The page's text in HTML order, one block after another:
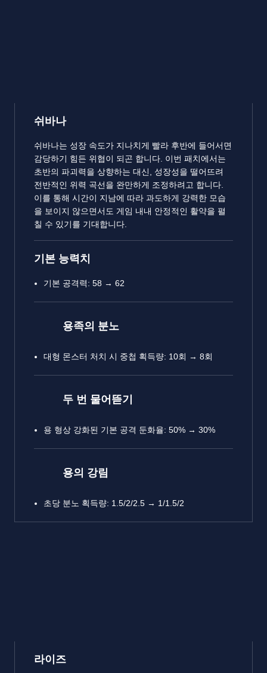
쉬바나
쉬바나는 성장 속도가 지나치게 빨라 후반에 들어서면
감당하기 힘든 위협이 되곤 합니다. 이번 패치에서는
초반의 파괴력을 상향하는 대신, 성장성을 떨어뜨려
전반적인 위력 곡선을 완만하게 조정하려고 합니다.
이를 통해 시간이 지남에 따라 과도하게 강력한 모습
을 보이지 않으면서도 게임 내내 안정적인 활약을 펼
칠 수 있기를 기대합니다.
기본 능력치
기본 공격력: 58 → 62
용족의 분노
대형 몬스터 처치 시 중첩 획득량: 10회 → 8회
두 번 물어뜯기
용 형상 강화된 기본 공격 둔화율: 50% → 30%
용의 강림
초당 분노 획득량: 1.5/2/2.5 → 1/1.5/2
라이즈